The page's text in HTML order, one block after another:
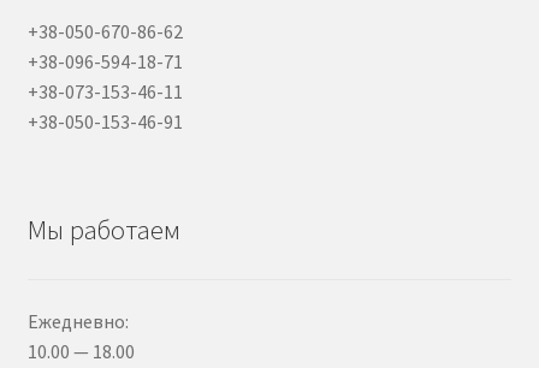
+38-050-670-86-62
+38-096-594-18-71
+38-073-153-46-11
+38-050-153-46-91
Мы работаем
Ежедневно:
10.00 — 18.00